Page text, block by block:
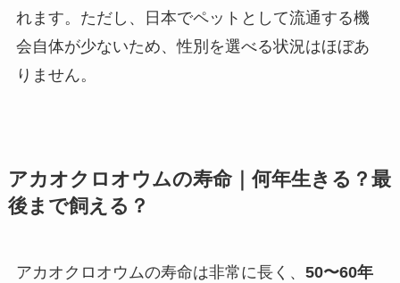
れます。ただし、日本でペットとして流通する機
会自体が少ないため、性別を選べる状況はほぼあ
りません。
アカオクロオウムの寿命｜何年生きる？最
後まで飼える？
アカオクロオウムの寿命は非常に長く、 50〜60年